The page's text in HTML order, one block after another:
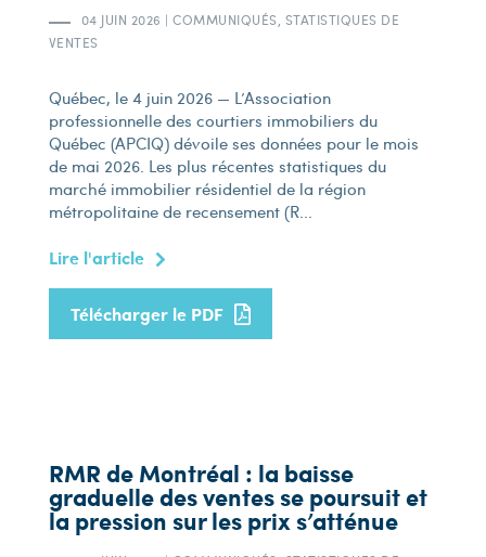
04 JUIN 2026 | COMMUNIQUÉS, STATISTIQUES DE
VENTES
Québec, le 4 juin 2026 — L’Association
professionnelle des courtiers immobiliers du
Québec (APCIQ) dévoile ses données pour le mois
de mai 2026. Les plus récentes statistiques du
marché immobilier résidentiel de la région
métropolitaine de recensement (R...
Lire l'article
Télécharger le PDF
RMR de Montréal : la baisse
graduelle des ventes se poursuit et
la pression sur les prix s’atténue